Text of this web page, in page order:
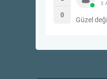
0
3
Güzel değil